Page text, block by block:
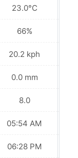
23.0°C
66%
20.2 kph
0.0 mm
8.0
05:54 AM
06:28 PM